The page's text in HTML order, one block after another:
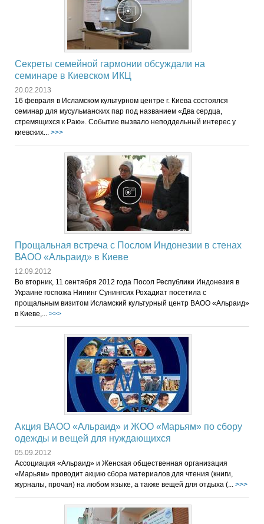
Секреты семейной гармонии обсуждали на
семинаре в Киевском ИКЦ
20.02.2013
16 февраля в Исламском культурном центре г. Киева состоялся
семинар для мусульманских пар под названием «Два сердца,
стремящихся к Раю». Событие вызвало неподдельный интерес у
киевских... >>>
Прощальная встреча с Послом Индонезии в стенах
ВАОО «Альраид» в Киеве
12.09.2012
Во вторник, 11 сентября 2012 года Посол Республики Индонезия в
Украине госпожа Нининг Сунингсих Рохадиат посетила с
прощальным визитом Исламский культурный центр ВАОО «Альраид»
в Киеве,... >>>
Акция ВАОО «Альраид» и ЖОО «Марьям» по сбору
одежды и вещей для нуждающихся
05.09.2012
Ассоциация «Альраид» и Женская общественная организация
«Марьям» проводит акцию сбора материалов для чтения (книги,
журналы, прочая) на любом языке, а также вещей для отдыха (... >>>